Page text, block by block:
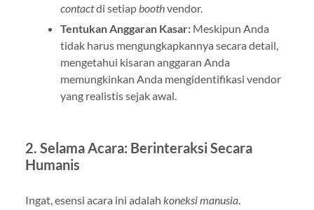
contactdi setiap boothvendor.
Tentukan Anggaran Kasar:Meskipun Anda
tidak harus mengungkapkannya secara detail,
mengetahui kisaran anggaran Anda
memungkinkan Anda mengidentifikasi vendor
yang realistis sejak awal.
2. Selama Acara: Berinteraksi Secara
Humanis
Ingat, esensi acara ini adalah koneksi manusia.